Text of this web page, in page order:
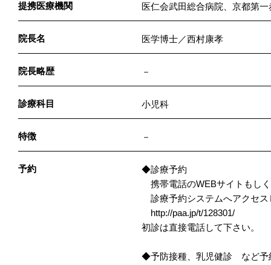
提携医療機関 医仁会武田総合病院、京都第
院長名 医学博士／西村康孝
院長略歴 －
診療科目 小児科
特徴 －
予約
◆診療予約
携帯電話のWEBサイトもし
診療予約システムへアクセス
http://paa.jp/t/128301/
初診は直接電話して下さい。
◆予防接種、乳児健診 など予